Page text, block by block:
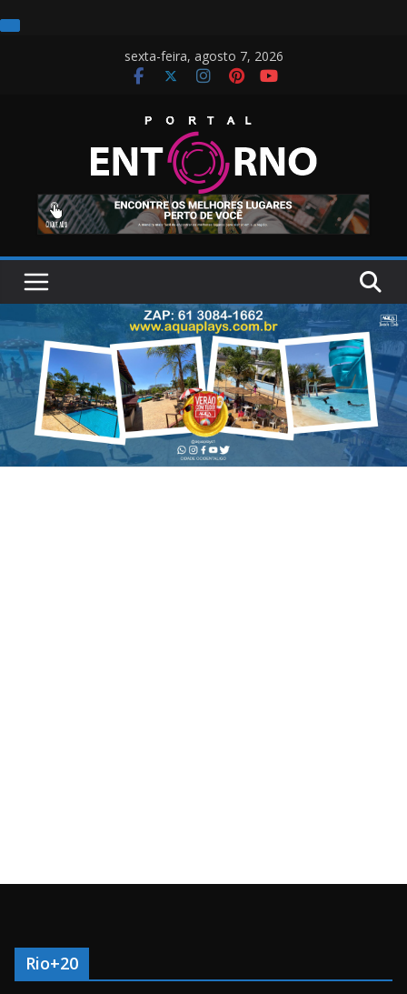
sexta-feira, agosto 7, 2026
Rio+20